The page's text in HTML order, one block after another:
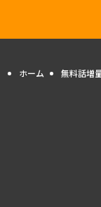
ホーム 無料話増